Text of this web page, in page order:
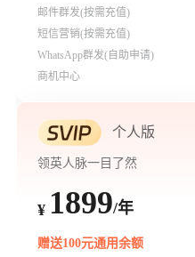
邮件群发(按需充值)
短信营销(按需充值)
WhatsApp群发(自助申请)
商机中心
个人版
领英人脉一目了然
¥ 1899/年
赠送100元通用余额